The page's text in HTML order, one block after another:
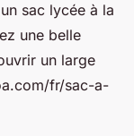
sac lycée à la
une belle
un large
fr/sac-a-